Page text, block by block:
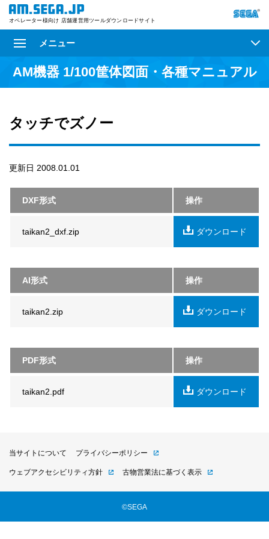
オペレーター様向け 店舗運営用ツールダウンロードサイト
メニュー
AM機器 1/100筐体図面・各種マニュアル
タッチでズノー
更新日 2008.01.01
DXF形式 操作
taikan2_dxf.zip ダウンロード
AI形式 操作
taikan2.zip ダウンロード
PDF形式 操作
taikan2.pdf ダウンロード
当サイトについて プライバシーポリシー
ウェブアクセシビリティ方針 古物営業法に基づく表示
©SEGA